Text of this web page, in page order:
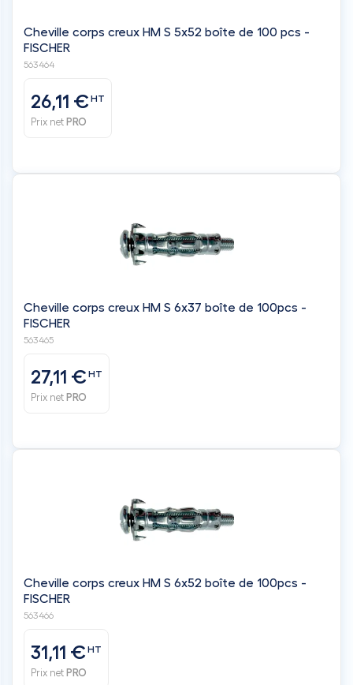
Cheville corps creux HM S 5x52 boîte de 100 pcs -
FISCHER
563464
26,11 €HT
Prix net PRO
Cheville corps creux HM S 6x37 boîte de 100pcs -
FISCHER
563465
27,11 €HT
Prix net PRO
Cheville corps creux HM S 6x52 boîte de 100pcs -
FISCHER
563466
31,11 €HT
Prix net PRO